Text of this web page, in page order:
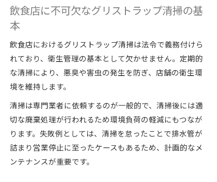
グリーストラップ法律遵守が経営に与える
飲食店に不可欠なグリストラップ清掃の基
本
飲食店におけるグリストラップ清掃は法令で義務付けら
れており、衛生管理の基本として欠かせません。定期的
な清掃により、悪臭や害虫の発生を防ぎ、店舗の衛生環
境を維持します。
清掃は専門業者に依頼するのが一般的で、清掃後には適
切な廃棄処理が行われるため環境負荷の軽減にもつなが
ります。失敗例としては、清掃を怠ったことで排水管が
詰まり営業停止に至ったケースもあるため、計画的なメ
ンテナンスが重要です。